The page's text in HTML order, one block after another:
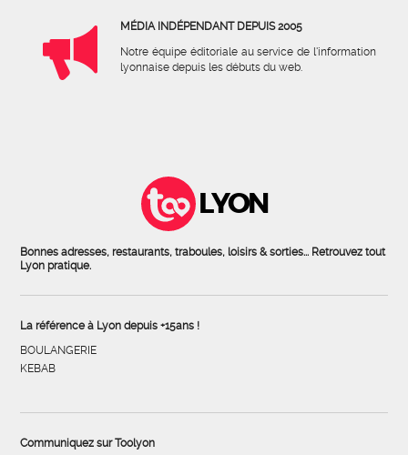
MÉDIA INDÉPENDANT DEPUIS 2005
Notre équipe éditoriale au service de l'information
lyonnaise depuis les débuts du web.
LYON
Bonnes adresses, restaurants, traboules, loisirs & sorties... Retrouvez tout
Lyon pratique.
La référence à Lyon depuis +15ans !
BOULANGERIE
KEBAB
Communiquez sur Toolyon